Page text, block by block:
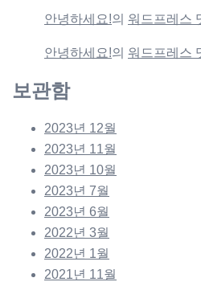
안녕하세요!의 워드프레스
안녕하세요!의 워드프레스
보관함
2023년 12월
2023년 11월
2023년 10월
2023년 7월
2023년 6월
2022년 3월
2022년 1월
2021년 11월